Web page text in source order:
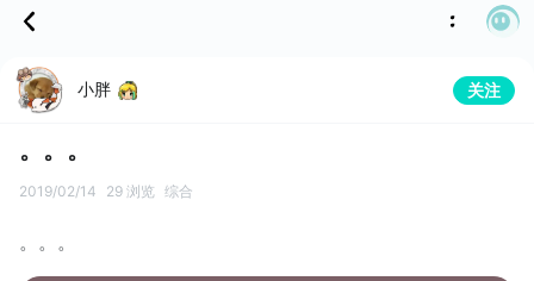
小胖 关注
。。。
2019/02/14 29 浏览 综合
。。。